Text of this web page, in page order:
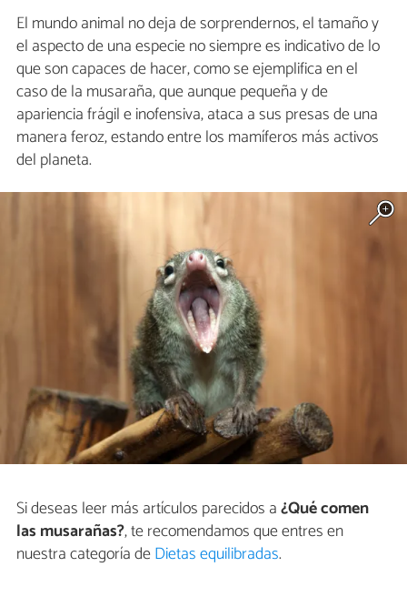
El mundo animal no deja de sorprendernos, el tamaño y
el aspecto de una especie no siempre es indicativo de lo
que son capaces de hacer, como se ejemplifica en el
caso de la musaraña, que aunque pequeña y de
apariencia frágil e inofensiva, ataca a sus presas de una
manera feroz, estando entre los mamíferos más activos
del planeta.
Si deseas leer más artículos parecidos a¿Qué comen
las musarañas?, te recomendamos que entres en
nuestra categoría deDietas equilibradas.